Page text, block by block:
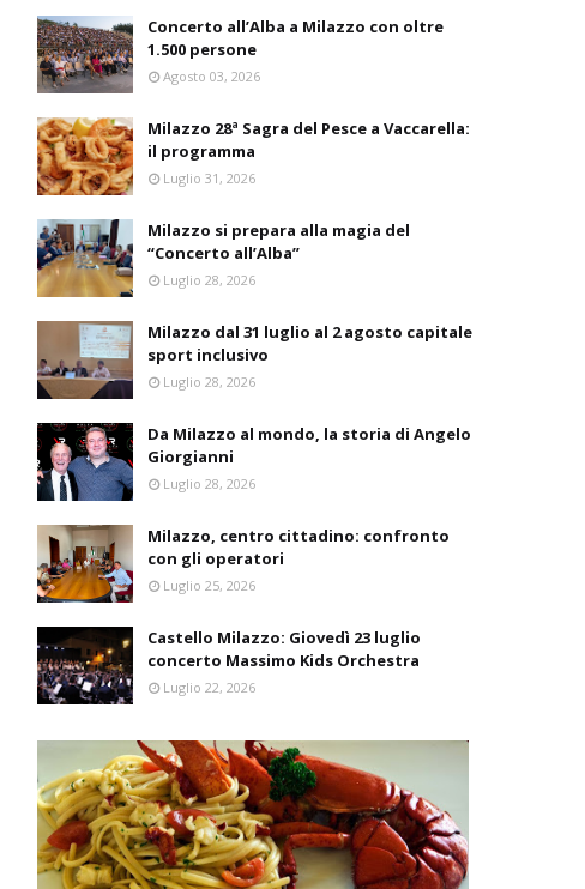
Concerto all’Alba a Milazzo con oltre
1.500 persone
Agosto 03, 2026
Milazzo 28ª Sagra del Pesce a Vaccarella:
il programma
Luglio 31, 2026
Milazzo si prepara alla magia del
“Concerto all’Alba”
Luglio 28, 2026
Milazzo dal 31 luglio al 2 agosto capitale
sport inclusivo
Luglio 28, 2026
Da Milazzo al mondo, la storia di Angelo
Giorgianni
Luglio 28, 2026
Milazzo, centro cittadino: confronto
con gli operatori
Luglio 25, 2026
Castello Milazzo: Giovedì 23 luglio
concerto Massimo Kids Orchestra
Luglio 22, 2026